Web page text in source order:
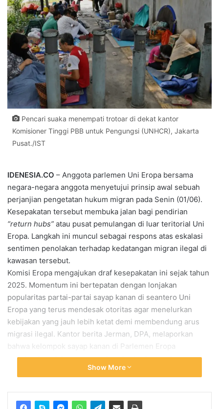
Pencari suaka menempati trotoar di dekat kantor
Komisioner Tinggi PBB untuk Pengungsi (UNHCR), Jakarta
Pusat./IST
IDENESIA.CO – Anggota parlemen Uni Eropa bersama
negara-negara anggota menyetujui prinsip awal sebuah
perjanjian pengetatan hukum migran pada Senin (01/06).
Kesepakatan tersebut membuka jalan bagi pendirian
“return hubs” atau pusat pemulangan di luar teritorial Uni
Eropa. Langkah ini muncul sebagai respons atas eskalasi
sentimen penolakan terhadap kedatangan migran ilegal di
kawasan tersebut.
Komisi Eropa mengajukan draf kesepakatan ini sejak tahun
2025. Momentum ini bertepatan dengan lonjakan
popularitas partai-partai sayap kanan di seantero Uni
Eropa yang terus mendesak otoritas agar menelurkan
kebijakan yang jauh lebih ketat demi membendung arus
migrasi ilegal. Kantor berita Jerman, DPA, melaporkan
bahwa kelompok sayap kanan di Parlemen Eropa
memberikan dukungan penuh terhadap kesepakatan ini,
sebuah fenomena yang jarang terjadi sebelumnya dalam
Show More